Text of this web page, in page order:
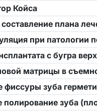
Койса
плана
при патологии
с бугра
матрицы в
фиссуры зуба
полирование зуба